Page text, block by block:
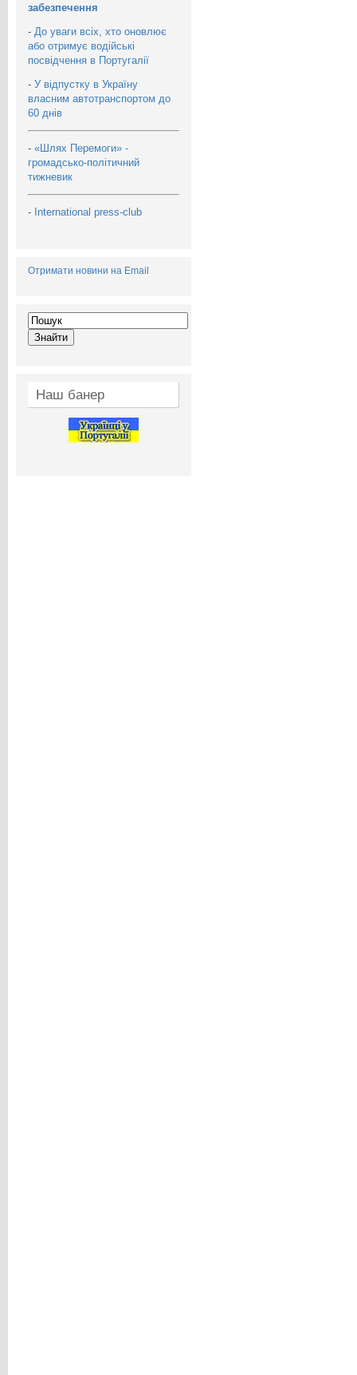
забезпечення
- До уваги всіх, хто оновлює
або отримує водійські
посвідчення в Португалії
- У відпустку в Україну
власним автотранспортом до
60 днів
- «Шлях Перемоги» -
громадсько-політичний
тижневик
- International press-club
Отримати новини на Email
Наш банер